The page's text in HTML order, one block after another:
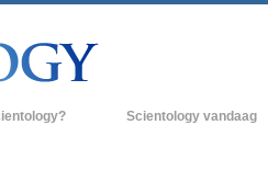
Scientology vandaag